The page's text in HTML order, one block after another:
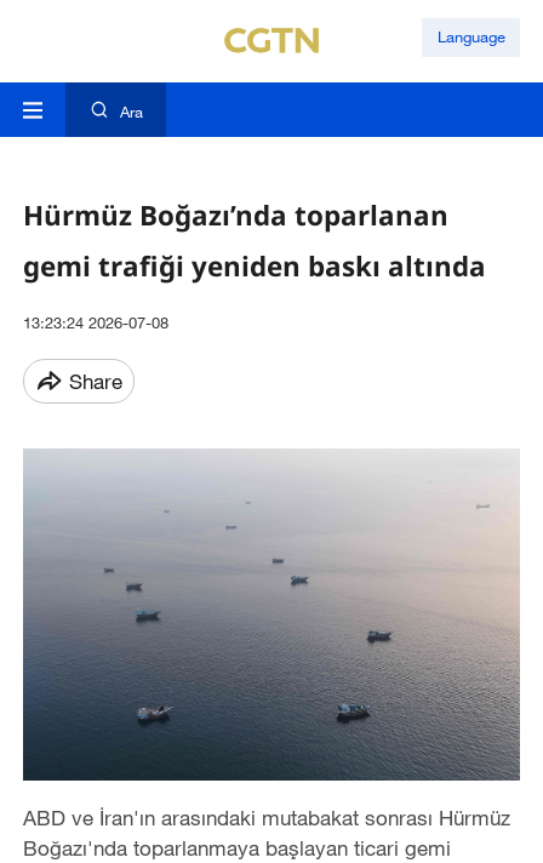
Language
Ara
Hürmüz Boğazı’nda toparlanan
gemi trafiği yeniden baskı altında
13:23:24 2026-07-08
Share
ABD ve İran'ın arasındaki mutabakat sonrası Hürmüz
Boğazı'nda toparlanmaya başlayan ticari gemi